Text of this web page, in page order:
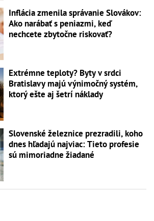
Inflácia zmenila správanie Slovákov:
Ako narábať s peniazmi, keď
nechcete zbytočne riskovať?
Extrémne teploty? Byty v srdci
Bratislavy majú výnimočný systém,
ktorý ešte aj šetrí náklady
Slovenské železnice prezradili, koho
dnes hľadajú najviac: Tieto profesie
sú mimoriadne žiadané